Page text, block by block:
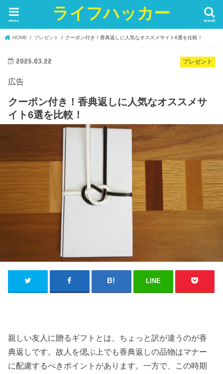
ライフハッカー search
menu
HOME プレゼント クーポン付き！香典返しに人気なオススメサイト6選を比較！
プレゼント
2025.03.22
広告
クーポン付き！香典返しに人気なオススメサ
イト6選を比較！
LINE
親しい友人に贈るギフトとは、ちょっと訳が違うのが香
典返しです。故人を偲ぶ上でも香典返しの品物はマナー
に配慮するべきポイントがあります。一方で、この時期